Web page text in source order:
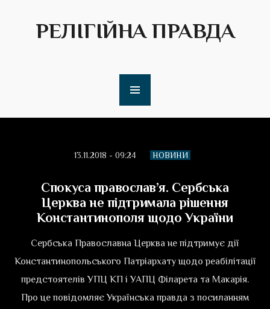
РЕЛІГІЙНА ПРАВДА
13.11.2018 - 09:24 НОВИНИ
Спокуса православ’я. Сербська
Церква не підтримала рішення
Константинополя щодо України
Сербська Православна Церква не підтримує дії
Константинопольського Патріархату щодо реабілітації
предстоятелів УПЦ КП і УАПЦ Філарета та Макарія.
Про це повідомляє Українська правда з посиланням